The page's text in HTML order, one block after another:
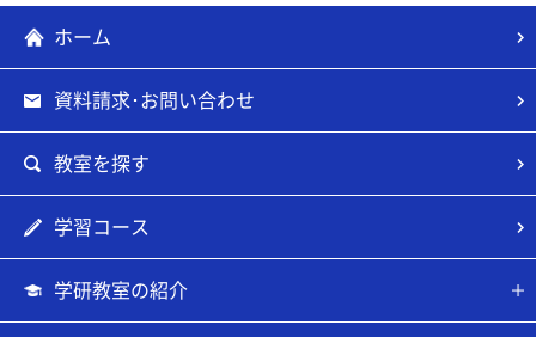
ホーム
資料請求･お問い合わせ
教室を探す
学習コース
学研教室の紹介